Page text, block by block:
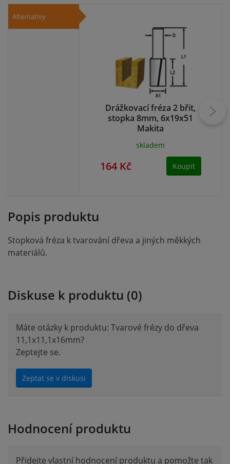
Alternativy
Drážkovací fréza 2 břit,
stopka 8mm, 6x19x51
Makita
skladem
164 Kč Koupit
Popis produktu
Stopková fréza k tvarování dřeva a jiných měkkých
materiálů.
Diskuse k produktu (0)
Máte otázky k produktu: Tvarové frézy do dřeva
11,1x11,1x16mm?
Zeptejte se.
Zeptat se v diskusi
Hodnocení produktu
Přidejte vlastní hodnocení produktu a pomožte tak